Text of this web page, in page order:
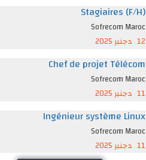
Stagiaires (F/H)
Sofrecom Maroc
12 دجنبر 2025
Chef de projet Télécom
Sofrecom Maroc
11 دجنبر 2025
Ingénieur système Linux
Sofrecom Maroc
11 دجنبر 2025